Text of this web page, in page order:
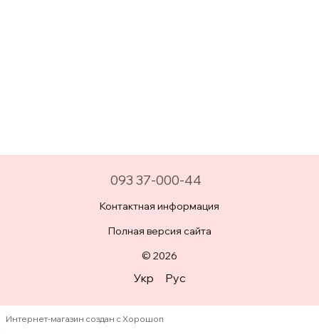
093 37-000-44
Контактная информация
Полная версия сайта
© 2026
Укр Рус
Интернет-магазин создан с Хорошоп